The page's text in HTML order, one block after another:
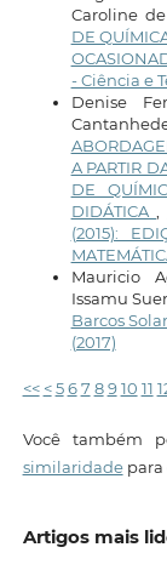
Caroline
DE
- Ciência e
Denise
A PARTIR
DE
DIDÁTICA
(2015):
Mauricio
Issamu
Barcos
(2017)
<< < 5 6 7 8 9 10 11
Você também
similaridadepara
Artigos mais